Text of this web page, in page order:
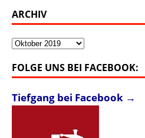
ARCHIV
Archiv
FOLGE UNS BEI FACEBOOK:
Tiefgang bei Facebook →